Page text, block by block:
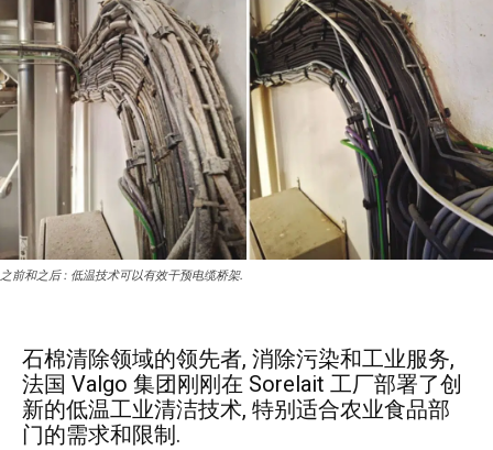
之前和之后 : 低温技术可以有效干预电缆桥架.
石棉清除领域的领先者, 消除污染和工业服务,
法国 Valgo 集团刚刚在 Sorelait 工厂部署了创
新的低温工业清洁技术, 特别适合农业食品部
门的需求和限制.